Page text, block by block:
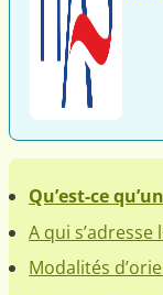
Qu’est-ce
A qui s’adresse
Modalités